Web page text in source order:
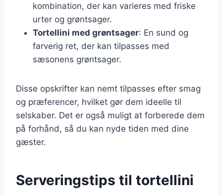
kombination, der kan varieres med friske
urter og grøntsager.
Tortellini med grøntsager: En sund og
farverig ret, der kan tilpasses med
sæsonens grøntsager.
Disse opskrifter kan nemt tilpasses efter smag
og præferencer, hvilket gør dem ideelle til
selskaber. Det er også muligt at forberede dem
på forhånd, så du kan nyde tiden med dine
gæster.
Serveringstips til tortellini